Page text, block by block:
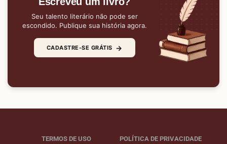
Seu talento literário não pode ser
escondido. Publique sua história agora.
CADASTRE-SE GRÁTIS →
TERMOS DE USO POLÍTICA DE PRIVACIDADE